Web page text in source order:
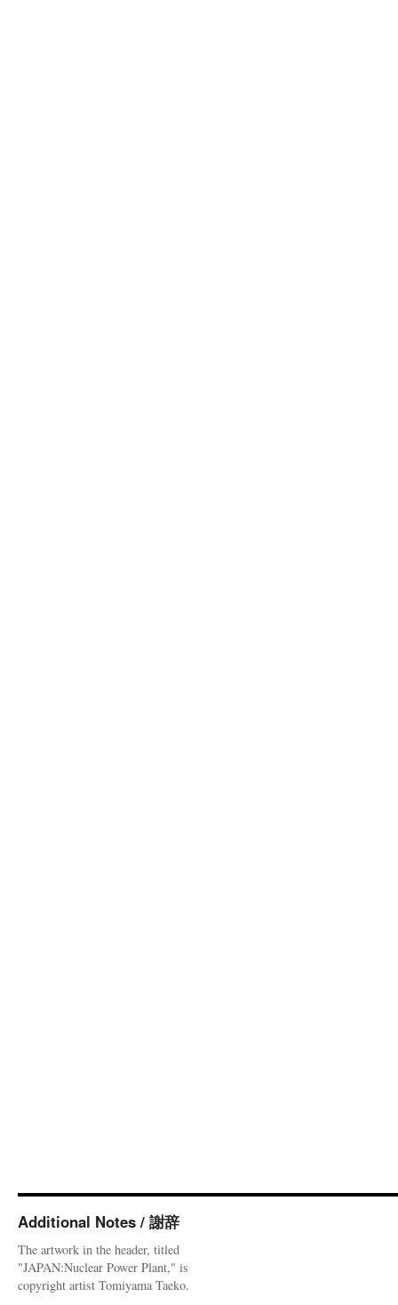
Additional Notes / 謝辞
The artwork in the header, titled
"JAPAN:Nuclear Power Plant," is
copyright artist Tomiyama Taeko.